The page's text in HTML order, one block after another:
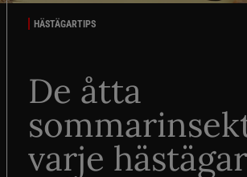
HÄSTÄGARTIPS
De åtta
varje